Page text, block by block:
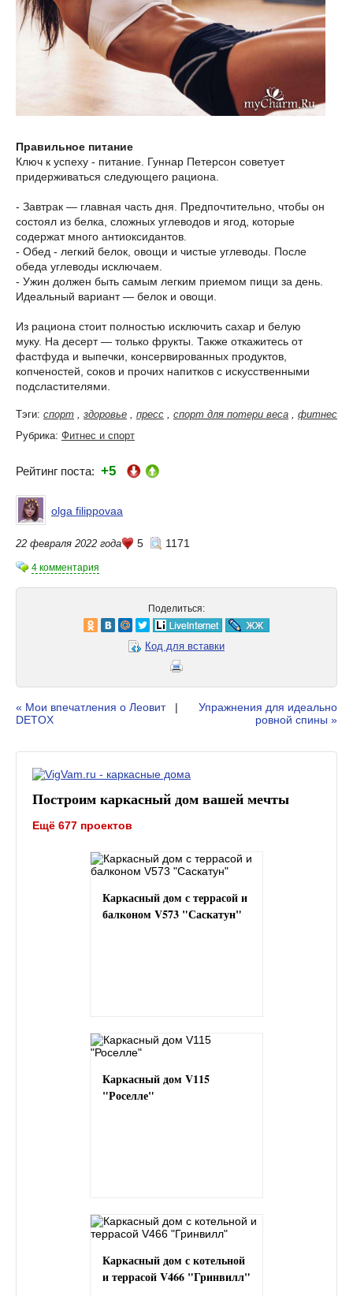
Правильное питание
Ключ к успеху - питание. Гуннар Петерсон советует
придерживаться следующего рациона.
- Завтрак — главная часть дня. Предпочтительно, чтобы он
состоял из белка, сложных углеводов и ягод, которые
содержат много антиоксидантов.
- Обед - легкий белок, овощи и чистые углеводы. После
обеда углеводы исключаем.
- Ужин должен быть самым легким приемом пищи за день.
Идеальный вариант — белок и овощи.
Из рациона стоит полностью исключить сахар и белую
муку. На десерт — только фрукты. Также откажитесь от
фастфуда и выпечки, консервированных продуктов,
копченостей, соков и прочих напитков с искусственными
подсластителями.
Тэги: спорт здоровье пресс спорт для потери веса
фитнес
Рубрика: Фитнес и спорт
Рейтинг поста: +5
olga filippovaa
22 февраля 2022 года 5 1171
4 комментария
Поделиться:
Код для вставки
« Мои впечатления о Леовит
DETOX
|
Упражнения для идеально
ровной спины »
Построим каркасный дом вашей мечты
Ещё 677 проектов
Каркасный дом с террасой и
балконом V573 "Саскатун"
Каркасный дом V115
"Роселле"
Каркасный дом с котельной
и террасой V466 "Гринвилл"